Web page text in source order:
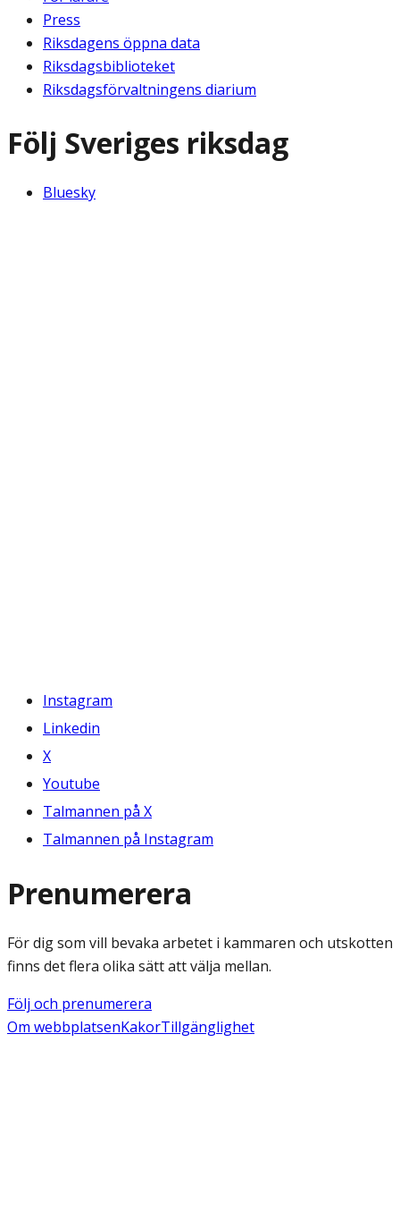
Press
Riksdagens öppna data
Riksdagsbiblioteket
Riksdagsförvaltningens diarium
Följ Sveriges riksdag
Bluesky
Instagram
Linkedin
X
Youtube
Talmannen på X
Talmannen på Instagram
Prenumerera
För dig som vill bevaka arbetet i kammaren och utskotten
finns det flera olika sätt att välja mellan.
Följ och prenumerera
Om webbplatsenKakorTillgänglighet